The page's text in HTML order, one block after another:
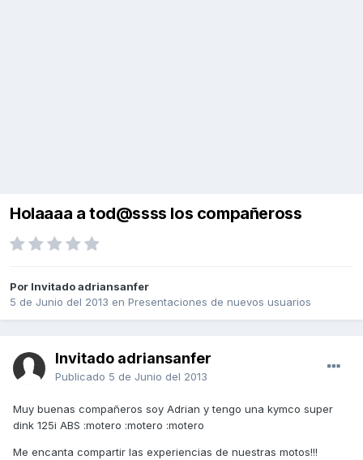
Holaaaa a tod@ssss los compañeross
Por Invitado adriansanfer
5 de Junio del 2013 en Presentaciones de nuevos usuarios
Invitado adriansanfer
Publicado 5 de Junio del 2013
Muy buenas compañeros soy Adrian y tengo una kymco super
dink 125i ABS :motero :motero :motero
Me encanta compartir las experiencias de nuestras motos!!!